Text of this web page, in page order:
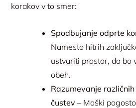
korakov v to smer:
Spodbujanje odprte
Namesto hitrih
ustvariti prostor, da bo
obeh.
Razumevanje
čustev – Moški